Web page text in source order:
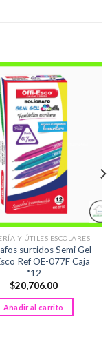
Y ÚTILES ESCOLARES
surtidos Semi Gel
Ref OE-077F Caja
*12
$20,706.00
Añadir al carrito